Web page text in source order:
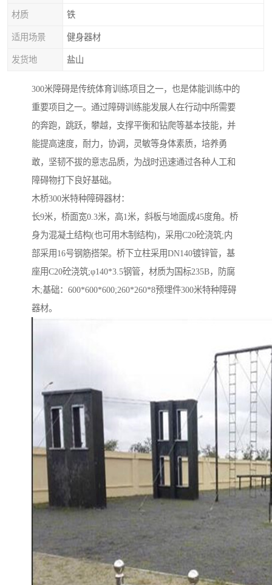
材质 铁
适用场景 健身器材
发货地 盐山
300米障碍是传统体育训练项目之一，也是体能训练中的
重要项目之一。通过障碍训练能发展人在行动中所需要
的奔跑，跳跃，攀越，支撑平衡和钻爬等基本技能，并
能提高速度，耐力，协调，灵敏等身体素质，培养勇
敢，坚韧不拔的意志品质，为战时迅速通过各种人工和
障碍物打下良好基础。
木桥300米特种障碍器材：
长9米，桥面宽0.3米，高1米，斜板与地面成45度角。桥
身为混凝土结构(也可用木制结构)，采用C20砼浇筑;内
部采用16号钢筋搭架。桥下立柱采用DN140镀锌管，基
座用C20砼浇筑;φ140*3.5钢管，材质为国标235B，防腐
木;基础：600*600*600;260*260*8预埋件300米特种障碍
器材。